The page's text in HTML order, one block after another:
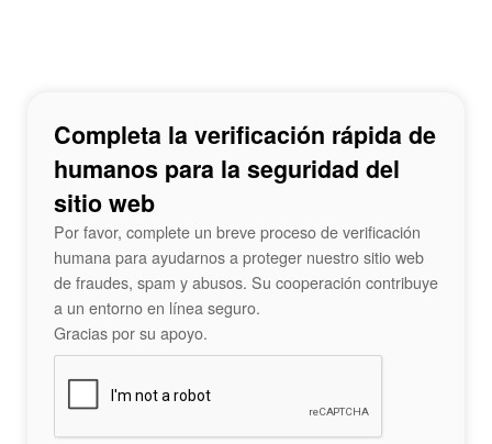
Completa la verificación rápida de
humanos para la seguridad del
sitio web
Por favor, complete un breve proceso de verificación
humana para ayudarnos a proteger nuestro sitio web
de fraudes, spam y abusos. Su cooperación contribuye
a un entorno en línea seguro.
Gracias por su apoyo.